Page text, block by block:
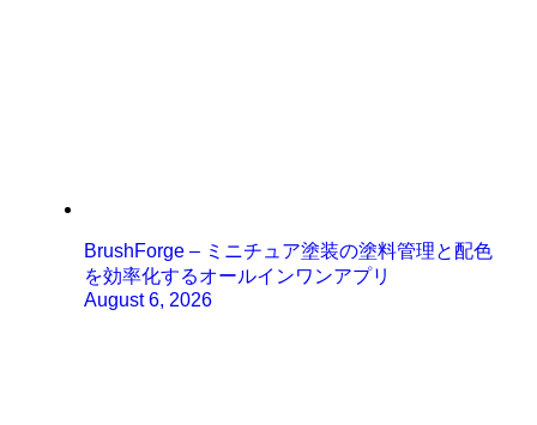
BrushForge – ミニチュア塗装の塗料管理と配色
を効率化するオールインワンアプリ
August 6, 2026